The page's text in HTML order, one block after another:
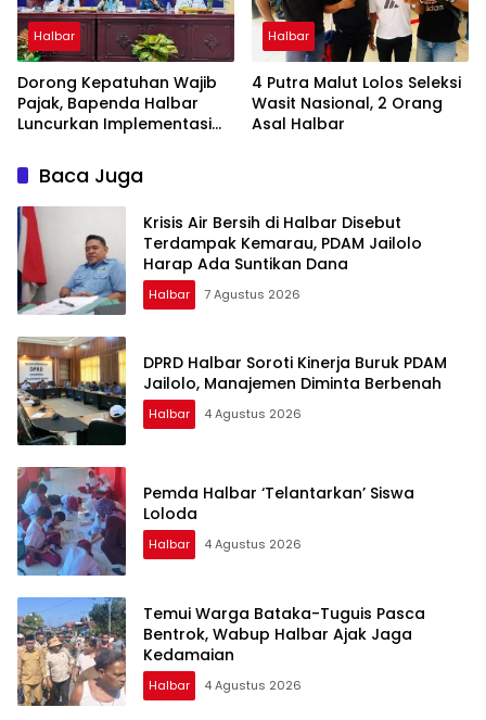
Halbar
Dorong Kepatuhan Wajib
Pajak, Bapenda Halbar
Luncurkan Implementasi
Bank Maluku-Malut
Halbar
4 Putra Malut Lolos Seleksi
Wasit Nasional, 2 Orang
Asal Halbar
Baca Juga
Krisis Air Bersih di Halbar Disebut
Terdampak Kemarau, PDAM Jailolo
Harap Ada Suntikan Dana
Halbar 7 Agustus 2026
DPRD Halbar Soroti Kinerja Buruk PDAM
Jailolo, Manajemen Diminta Berbenah
Halbar 4 Agustus 2026
Pemda Halbar ‘Telantarkan’ Siswa
Loloda
Halbar 4 Agustus 2026
Temui Warga Bataka-Tuguis Pasca
Bentrok, Wabup Halbar Ajak Jaga
Kedamaian
Halbar 4 Agustus 2026